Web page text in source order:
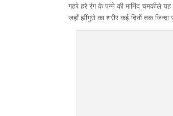
गहरे हरे रंग के पन्ने की मानिंद चमकीले
जहाँ झींगुरो का शरीर कई दिनों तक